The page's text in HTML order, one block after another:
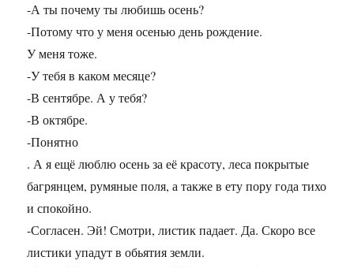
-А ты почему ты любишь осень?
-Потому что у меня осенью день рождение.
У меня тоже.
-У тебя в каком месяце?
-В сентябре. А у тебя?
-В октябре.
-Понятно
. А я ещё люблю осень за её красоту, леса покрытые
багрянцем, румяные поля, а также в ету пору года тихо
и спокойно.
-Согласен. Эй! Смотри, листик падает. Да. Скоро все
листики упадут в обьятия земли.